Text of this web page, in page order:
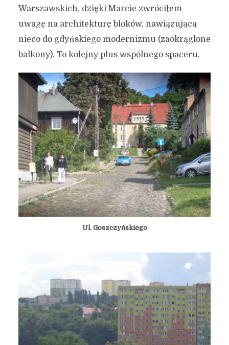
Co pokazać komuś, kto
widział wszystkie Gdańskie
ulice? Spacer z wyjątkową
Warszawskich, dzięki Marcie zwróciłem
uwagę na architekturę bloków, nawiązującą
nieco do gdyńskiego modernizmu (zaokrąglone
balkony). To kolejny plus wspólnego spaceru.
Ul. Goszczyńskiego